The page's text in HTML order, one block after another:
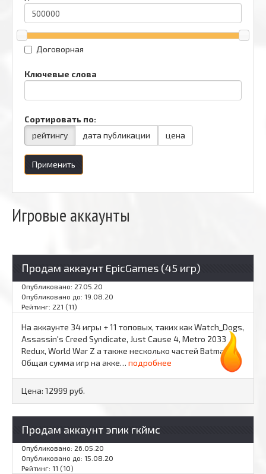
Договорная
Ключевые слова
Сортировать по:
рейтингу
дата публикации цена
Применить
Игровые аккаунты
Продам аккаунт EpicGames (45 игр)
Опубликовано: 27.05.20
Опубликовано до: 19.08.20
Рейтинг: 221 (11)
На аккаунте 34 игры + 11 топовых, таких как Watch_Dogs,
Assassin's Creed Syndicate, Just Cause 4, Metro 2033
Redux, World War Z а также несколько частей Batman™.
Общая сумма игр на акке… подробнее
Цена: 12999 руб.
Продам аккаунт эпик гкймс
Опубликовано: 26.05.20
Опубликовано до: 15.08.20
Рейтинг: 11 (10)